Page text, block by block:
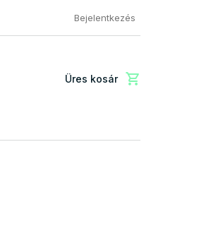
Reklamácio és áru visszaküldése
Bejelentkezés
Kosár
Üres kosár